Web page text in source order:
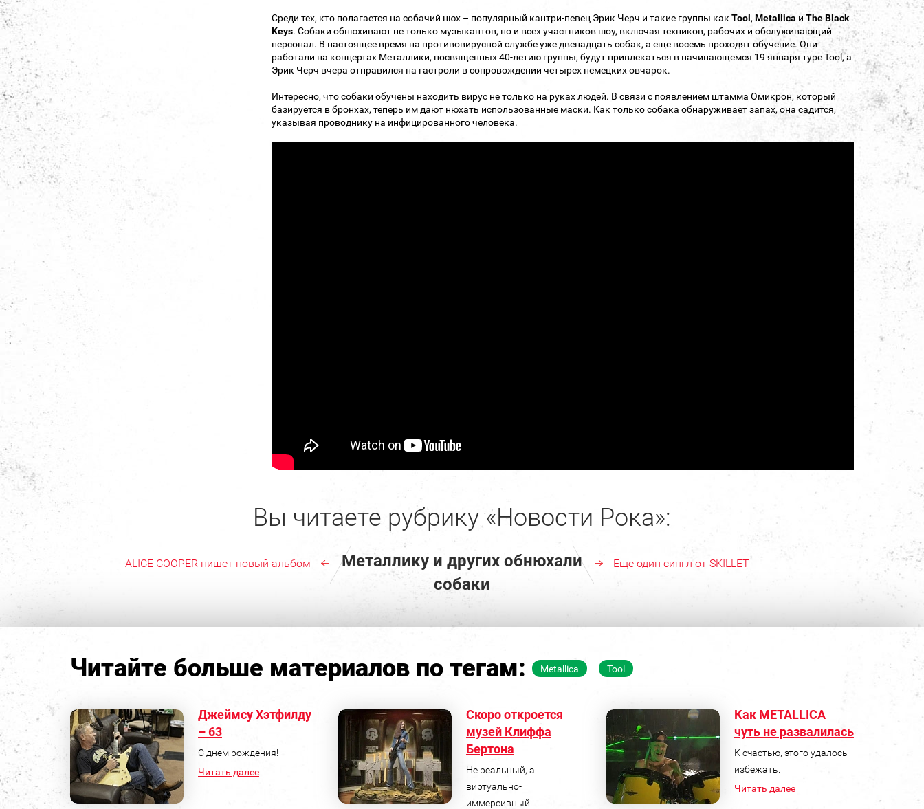
Среди тех, кто полагается на собачий нюх – популярный кантри-певец Эрик Черч и такие группы как Tool , Metallica и The Black
Keys. Собаки обнюхивают не только музыкантов, но и всех участников шоу, включая техников, рабочих и обслуживающий
персонал. В настоящее время на противовирусной службе уже двенадцать собак, а еще восемь проходят обучение. Они
работали на концертах Металлики, посвященных 40-летию группы, будут привлекаться в начинающемся 19 января туре Tool, а
Эрик Черч вчера отправился на гастроли в сопровождении четырех немецких овчарок.
Интересно, что собаки обучены находить вирус не только на руках людей. В связи с появлением штамма Омикрон, который
базируется в бронхах, теперь им дают нюхать использованные маски. Как только собака обнаруживает запах, она садится,
указывая проводнику на инфицированного человека.
Вы читаете рубрику «Новости Рока»:
ALICE COOPER пишет новый альбом
Металлику и других обнюхали
собаки
Еще один сингл от SKILLET
Читайте больше материалов по тегам: Metallica Tool
Джеймсу Хэтфилду
– 63
С днем рождения!
Читать далее
Скоро откроется
музей Клиффа
Бертона
Не реальный, а
виртуально-
иммерсивный.
Как METALLICA
чуть не развалилась
К счастью, этого удалось
избежать.
Читать далее